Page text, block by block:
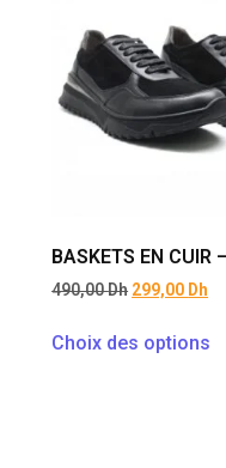
BASKETS EN CUIR
490,00Dh 299,00 Dh
Choix des options